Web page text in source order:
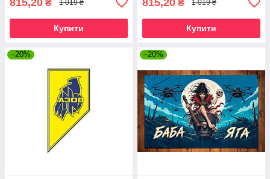
₴ 1 019 ₴
Купити
₴ 1 019 ₴
Купити
–20% –20%